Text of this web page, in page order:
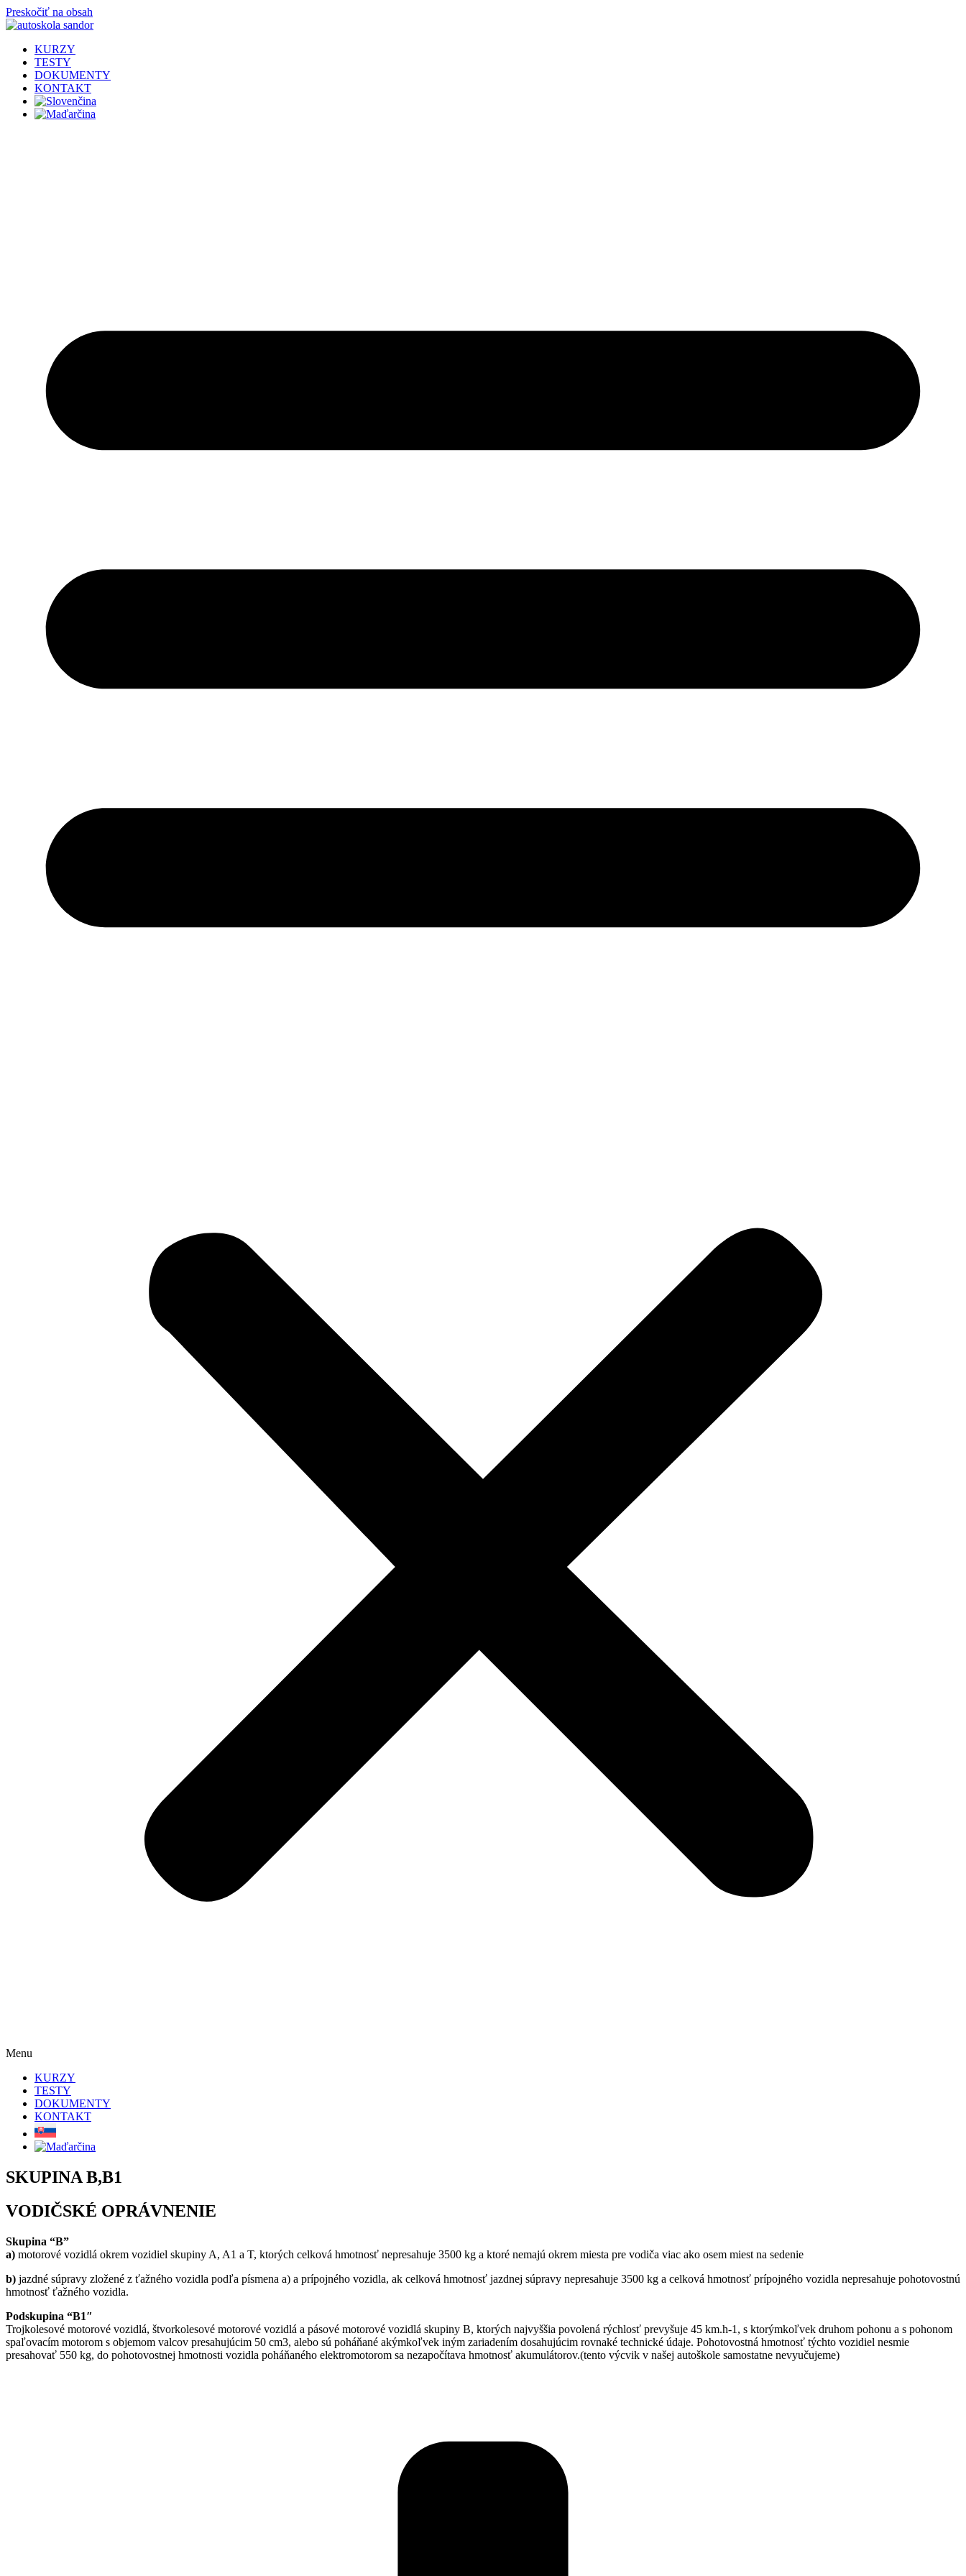
Preskočiť na obsah
KURZY
TESTY
DOKUMENTY
KONTAKT
Menu
KURZY
TESTY
DOKUMENTY
KONTAKT
SKUPINA B,B1
VODIČSKÉ OPRÁVNENIE
Skupina “B”
a) motorové vozidlá okrem vozidiel skupiny A, A1 a T, ktorých celková hmotnosť nepresahuje 3500 kg a ktoré nemajú okrem miesta pre vodiča viac ako osem miest na sedenie
b) jazdné súpravy zložené z ťažného vozidla podľa písmena a) a prípojného vozidla, ak celková hmotnosť jazdnej súpravy nepresahuje 3500 kg a celková hmotnosť prípojného vozidla nepresahuje pohotovostnú
hmotnosť ťažného vozidla.
Podskupina “B1″
Trojkolesové motorové vozidlá, štvorkolesové motorové vozidlá a pásové motorové vozidlá skupiny B, ktorých najvyššia povolená rýchlosť prevyšuje 45 km.h-1, s ktorýmkoľvek druhom pohonu a s pohonom
spaľovacím motorom s objemom valcov presahujúcim 50 cm3, alebo sú poháňané akýmkoľvek iným zariadením dosahujúcim rovnaké technické údaje. Pohotovostná hmotnosť týchto vozidiel nesmie
presahovať 550 kg, do pohotovostnej hmotnosti vozidla poháňaného elektromotorom sa nezapočítava hmotnosť akumulátorov.(tento výcvik v našej autoškole samostatne nevyučujeme)